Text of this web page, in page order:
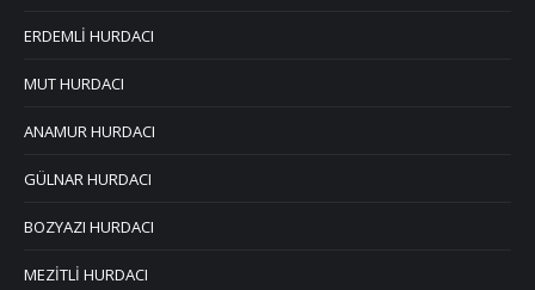
ERDEMLİ HURDACI
MUT HURDACI
ANAMUR HURDACI
GÜLNAR HURDACI
BOZYAZI HURDACI
MEZİTLİ HURDACI